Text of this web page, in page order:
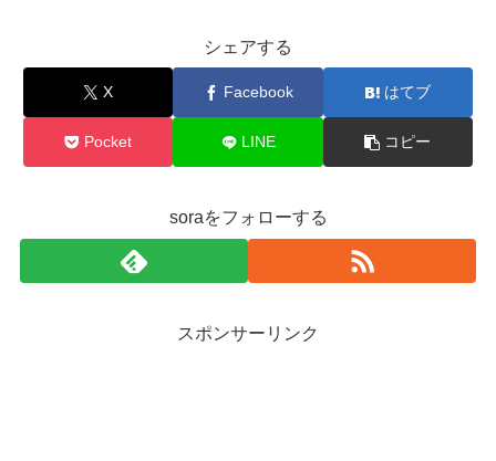
シェアする
X Facebook はてブ
Pocket LINE コピー
soraをフォローする
スポンサーリンク